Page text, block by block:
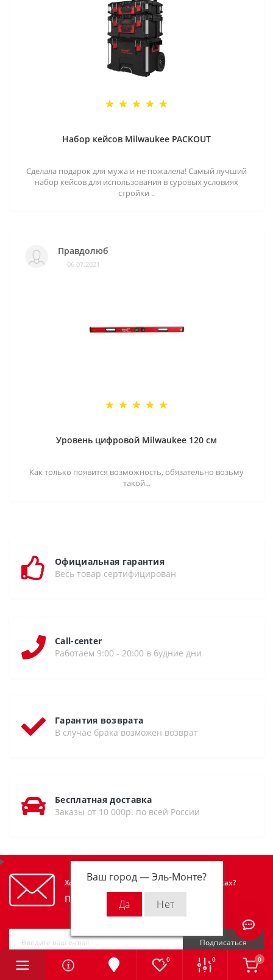
Ваш город —Эль-Монте?
0 0 0
Набор кейсов Milwaukee PACKOUT
Сделала подарок для мужа и не пожалела! Самый лучший
набор кейсов для использования в суровых условиях
стройки ..
Правдолюб
06.07.2021
Уровень цифровой Milwaukee 120 см
Как только появится возможность, обязательно возьму
такой...
Официальная гарантия
Весь товар сертифицирован
Call-center
Работаем 9:00 - 20:00 в будние дни
Гарантия возврата
В случае брака возможен возврат
Бесплатная доставка
Заказы от 10 000р. по всей России
Хотите узнавать первым об акциях и скидках?
Подпишитесь на нашу рассылку
Подписаться